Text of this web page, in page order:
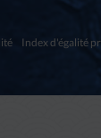
Index d'égalité